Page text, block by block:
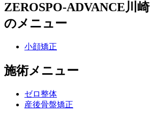
ZEROSPO-ADVANCE川崎
のメニュー
小顔矯正
施術メニュー
ゼロ整体
産後骨盤矯正